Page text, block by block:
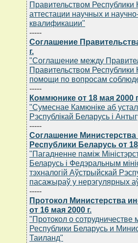
Правительством Республики
аттестации научных и
квалификации"
-----
Соглашение
г.
"Соглашение между
Правительством Республики
помощи по вопросам
-----
Коммюнике от 18 мая 2000
"Сумеснае Камюнiке аб
Рэспублiкай Беларусь i
-----
Соглашение
Республики Беларусь от 18
"Пагадненне памiж
Беларусь i Федэральным
тэхналогiй Аўстрыйскай
пасажыраў у нерэгулярных
-----
Протокол Министерства
от 16 мая 2000 г.
"Протокол о
Республики Беларусь и
Таиланд"